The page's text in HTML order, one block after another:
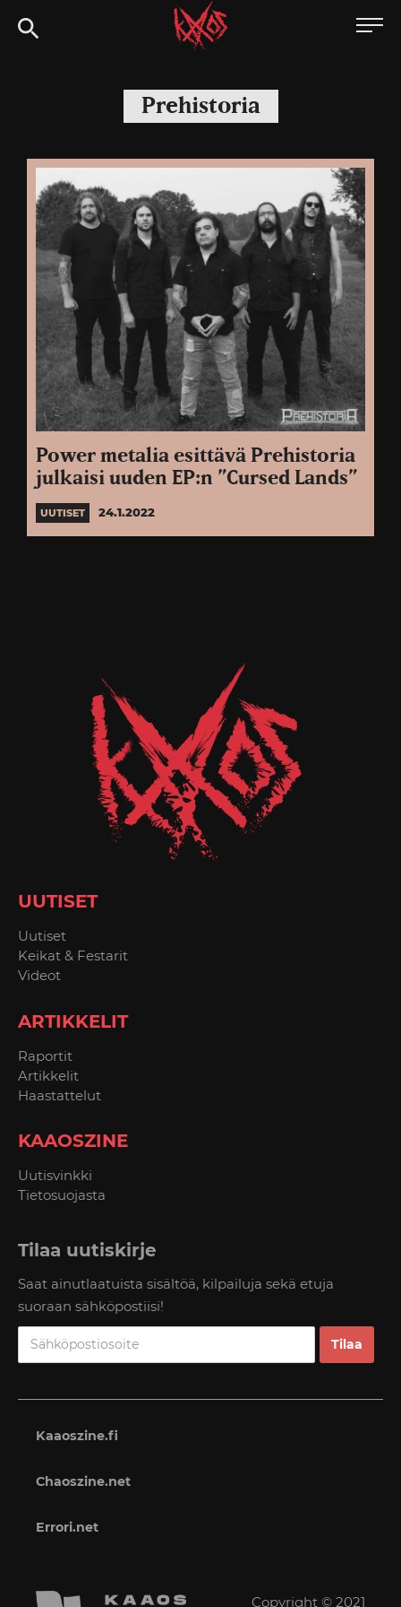
Siirry
suoraan
Kaaoszine
Prehistoria
Power metalia esittävä Prehistoria
julkaisi uuden EP:n ”Cursed Lands”
UUTISET 24.1.2022
UUTISET
Uutiset
Keikat & Festarit
Videot
ARTIKKELIT
Raportit
Artikkelit
Haastattelut
KAAOSZINE
Uutisvinkki
Tietosuojasta
Tilaa uutiskirje
Saat ainutlaatuista sisältöä, kilpailuja sekä etuja
suoraan sähköpostiisi!
Kaaoszine.fi
Chaoszine.net
Errori.net
Copyright © 2021